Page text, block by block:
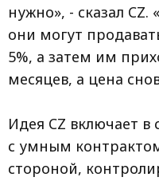
нужно», - сказал
они могут
5%, а затем им
месяцев, а цена
Идея CZ включает в
с умным
стороной,